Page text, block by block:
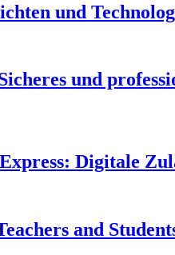
und
und
Digitale
and